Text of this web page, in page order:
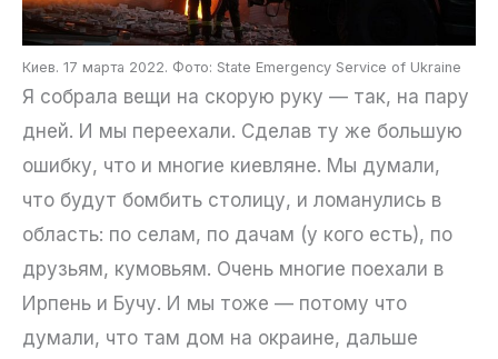
Киев. 17 марта 2022. Фото: State Emergency Service of Ukraine
Я собрала вещи на скорую руку — так, на пару
дней. И мы переехали. Сделав ту же большую
ошибку, что и многие киевляне. Мы думали,
что будут бомбить столицу, и ломанулись в
область: по селам, по дачам (у кого есть), по
друзьям, кумовьям. Очень многие поехали в
Ирпень и Бучу. И мы тоже — потому что
думали, что там дом на окраине, дальше